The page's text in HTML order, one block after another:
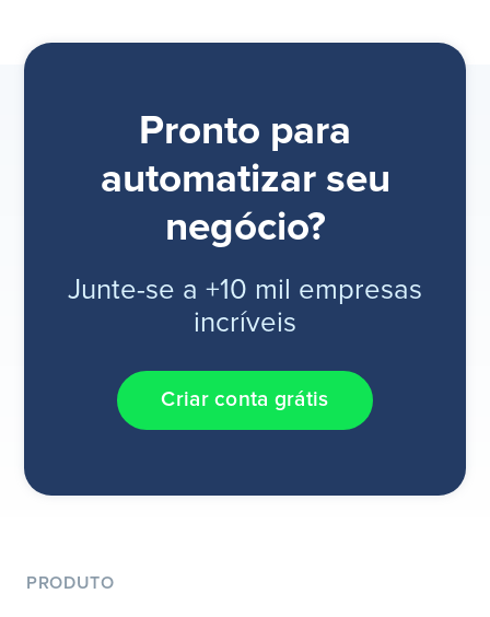
Pronto para
automatizar seu
negócio?
Junte-se a +10 mil empresas
incríveis
Criar conta grátis
PRODUTO